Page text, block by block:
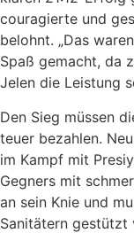
couragierte und
belohnt. „Das
Spaß gemacht, da
Jelen die Leistung
Den Sieg müssen
teuer bezahlen.
im Kampf mit
Gegners mit
an sein Knie und
Sanitätern gestützt